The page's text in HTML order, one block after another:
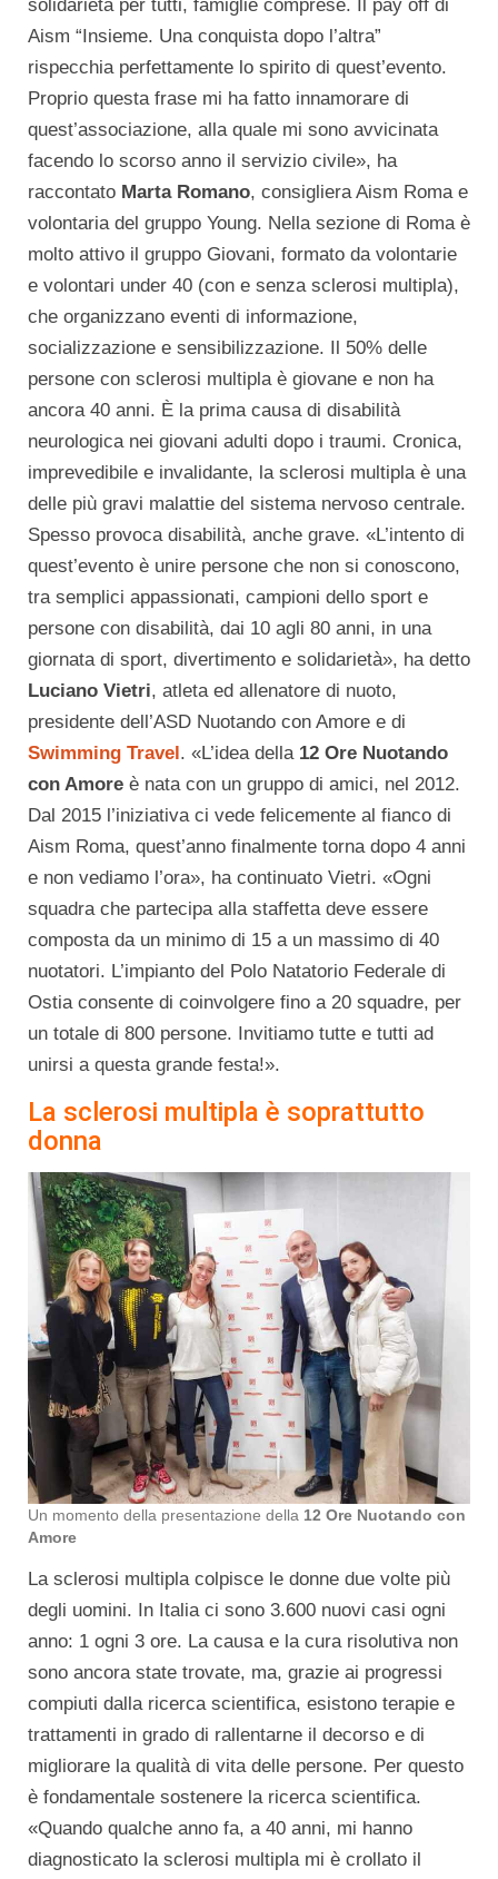
solidarietà per tutti, famiglie comprese. Il pay off di
Aism “Insieme. Una conquista dopo l’altra”
rispecchia perfettamente lo spirito di quest’evento.
Proprio questa frase mi ha fatto innamorare di
quest’associazione, alla quale mi sono avvicinata
facendo lo scorso anno il servizio civile», ha
raccontato Marta Romano, consigliera Aism Roma e
volontaria del gruppo Young. Nella sezione di Roma è
molto attivo il gruppo Giovani, formato da volontarie
e volontari under 40 (con e senza sclerosi multipla),
che organizzano eventi di informazione,
socializzazione e sensibilizzazione. Il 50% delle
persone con sclerosi multipla è giovane e non ha
ancora 40 anni. È la prima causa di disabilità
neurologica nei giovani adulti dopo i traumi. Cronica,
imprevedibile e invalidante, la sclerosi multipla è una
delle più gravi malattie del sistema nervoso centrale.
Spesso provoca disabilità, anche grave. «L’intento di
quest’evento è unire persone che non si conoscono,
tra semplici appassionati, campioni dello sport e
persone con disabilità, dai 10 agli 80 anni, in una
giornata di sport, divertimento e solidarietà», ha detto
Luciano Vietri, atleta ed allenatore di nuoto,
presidente dell’ASD Nuotando con Amore e di
Swimming Travel. «L’idea della 12 Ore Nuotando
con Amore è nata con un gruppo di amici, nel 2012.
Dal 2015 l’iniziativa ci vede felicemente al fianco di
Aism Roma, quest’anno finalmente torna dopo 4 anni
e non vediamo l’ora», ha continuato Vietri. «Ogni
squadra che partecipa alla staffetta deve essere
composta da un minimo di 15 a un massimo di 40
nuotatori. L’impianto del Polo Natatorio Federale di
Ostia consente di coinvolgere fino a 20 squadre, per
un totale di 800 persone. Invitiamo tutte e tutti ad
unirsi a questa grande festa!».
La sclerosi multipla è soprattutto
donna
Un momento della presentazione della 12 Ore Nuotando con
Amore
La sclerosi multipla colpisce le donne due volte più
degli uomini. In Italia ci sono 3.600 nuovi casi ogni
anno: 1 ogni 3 ore. La causa e la cura risolutiva non
sono ancora state trovate, ma, grazie ai progressi
compiuti dalla ricerca scientifica, esistono terapie e
trattamenti in grado di rallentarne il decorso e di
migliorare la qualità di vita delle persone. Per questo
è fondamentale sostenere la ricerca scientifica.
«Quando qualche anno fa, a 40 anni, mi hanno
diagnosticato la sclerosi multipla mi è crollato il